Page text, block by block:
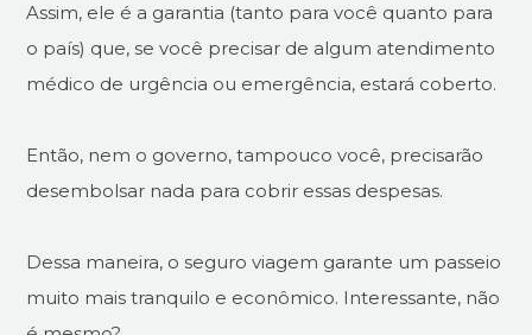
Assim, ele é a garantia (tanto para você quanto para
o país) que, se você precisar de algum atendimento
médico de urgência ou emergência, estará coberto.
Então, nem o governo, tampouco você, precisarão
desembolsar nada para cobrir essas despesas.
Dessa maneira, o seguro viagem garante um passeio
muito mais tranquilo e econômico. Interessante, não